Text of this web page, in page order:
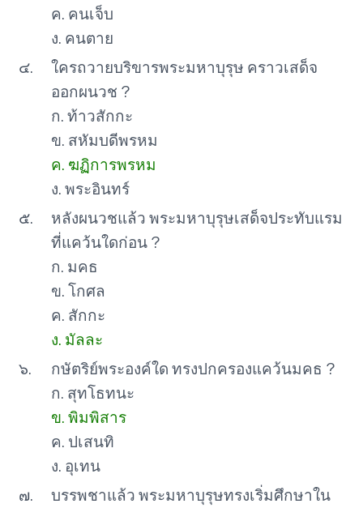
ค. คนเจ็บ
ง. คนตาย
๔.
ใครถวายบริขารพระมหาบุรุษ คราวเสด็จ
ออกผนวช ?
ก. ท้าวสักกะ
ข. สหัมบดีพรหม
ค. ฆฏิการพรหม
ง. พระอินทร์
๕.
หลังผนวชแล้ว พระมหาบุรุษเสด็จประทับแรม
ที่แคว้นใดก่อน ?
ก. มคธ
ข. โกศล
ค. สักกะ
ง. มัลละ
๖.
กษัตริย์พระองค์ใด ทรงปกครองแคว้นมคธ ?
ก. สุทโธทนะ
ข. พิมพิสาร
ค. ปเสนทิ
ง. อุเทน
๗.
บรรพชาแล้ว พระมหาบุรุษทรงเริ่มศึกษาใน